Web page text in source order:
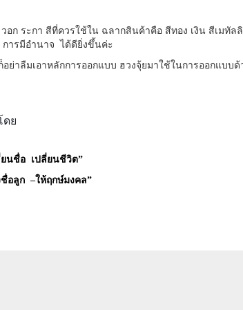
ก ระกา สีที่ควรใช้ใน ฉลากสินค้าคือ สีทอง เงิน สีเมทัล
การมีอำนาจ ได้ดียิ่งขึ้นค่ะ
ย่าลืมเอาหลักการออกแบบ ฮวงจุ้ยมาใช้ในการออกแบบ
ย
ยนชื่อ เปลี่ยนชีวิต”
ชื่อลูก–ให้ฤกษ์มงคล”